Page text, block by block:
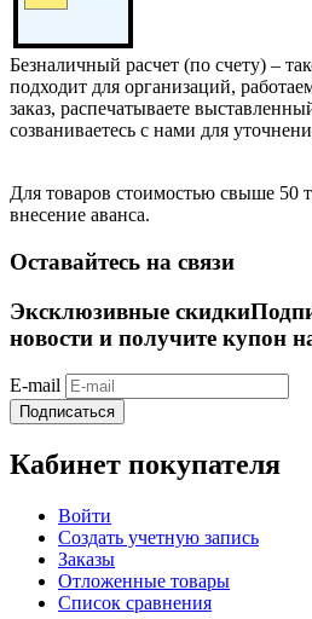
Безналичный расчет (по счету) –
подходит для организаций,
заказ, распечатываете
созваниваетесь с нами для
Для товаров стоимостью свыше 50
внесение аванса.
Оставайтесь на связи
Эксклюзивные скидки
новости и получите купон
E-mail
Подписаться
Кабинет покупателя
Войти
Создать учетную запись
Заказы
Отложенные товары
Список сравнения